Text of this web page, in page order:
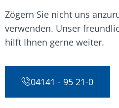
Zögern Sie nicht uns
verwenden. Unser
hilft Ihnen gerne weiter.
04141 - 95 21-0